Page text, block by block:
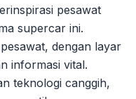
pesawat
supercar ini.
dengan layar
informasi vital.
teknologi canggih,